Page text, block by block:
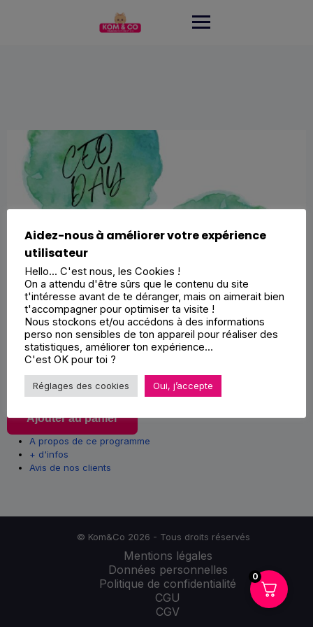
CEO Day Bilan et
planification 🗓️
de
CEO
Ajouter au panier
A propos de ce programme
+ d'infos
Avis de nos clients
© Kom&Co 2026 - Tous droits réservés
Mentions légales
Données personnelles
Politique de confidentialité
CGU
CGV
Aidez-nous à améliorer votre expérience
utilisateur
Hello... C'est nous, les Cookies !
On a attendu d'être sûrs que le contenu du site
t'intéresse avant de te déranger, mais on aimerait bien
t'accompagner pour optimiser ta visite !
Nous stockons et/ou accédons à des informations
perso non sensibles de ton appareil pour réaliser des
statistiques, améliorer ton expérience...
C'est OK pour toi ?
Réglages des cookies Oui, j’accepte
0